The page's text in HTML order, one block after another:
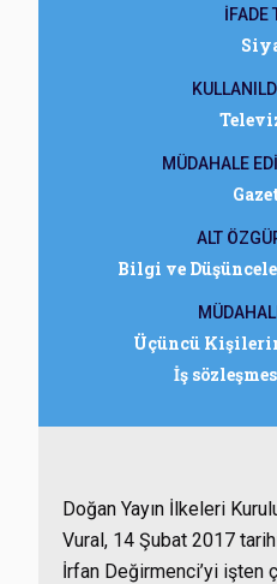
İFADE
MÜDAHALE
ALT
Bilgi ve
Üçüncü
İş
Doğan Yayın İlkeleri
Vural, 14 Şubat 2017
İrfan Değirmenci’yi işten